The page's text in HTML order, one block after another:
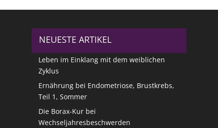
NEUESTE ARTIKEL
Leben im Einklang mit dem weiblichen
Zyklus
Ernährung bei Endometriose, Brustkrebs,
Teil 1, Sommer
Die Borax-Kur bei
Wechseljahresbeschwerden